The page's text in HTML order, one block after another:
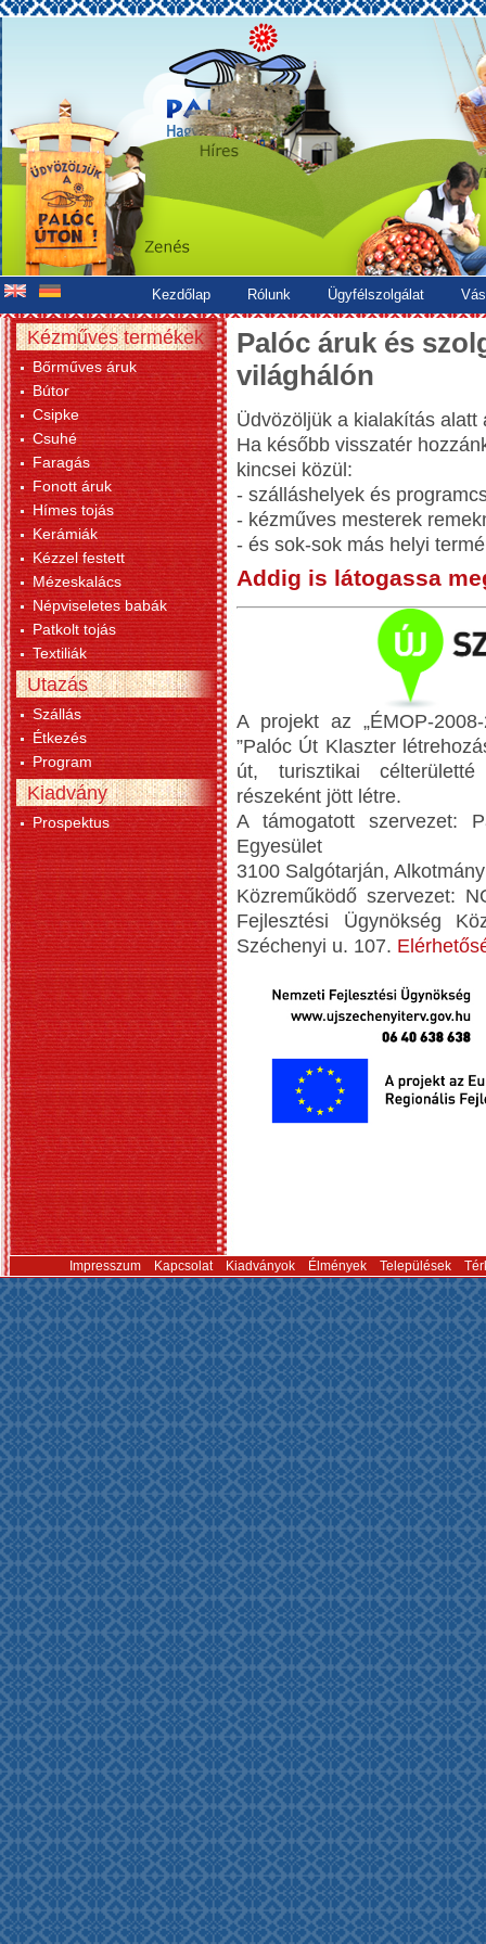
Kezdőlap Rólunk Ügyfélszolgálat
Kézműves termékek
Bőrműves áruk
Bútor
Csipke
Csuhé
Faragás
Fonott áruk
Hímes tojás
Kerámiák
Kézzel festett
Mézeskalács
Népviseletes babák
Patkolt tojás
Textiliák
Utazás
Szállás
Étkezés
Program
Kiadvány
Prospektus
Palóc áruk és
világhálón
Üdvözöljük a kialakítás alatt
Ha később visszatér
kincsei közül:
- szálláshelyek és
- kézműves mesterek
- és sok-sok más helyi
Addig is látogassa
A projekt az „ÉMOP-
”Palóc Út Klaszter
út, turisztikai
részeként jött létre.
A támogatott szervezet:
Egyesület
3100 Salgótarján,
Közreműködő szervezet:
Fejlesztési Ügynökség
Széchenyi u. 107.
Impresszum Kapcsolat Kiadványok Élmények Települések